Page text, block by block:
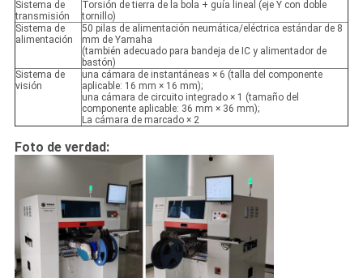
Sistema de
transmisión
Torsión de tierra de la bola + guía lineal (eje Y con doble
tornillo)
Sistema de
alimentación
50 pilas de alimentación neumática/eléctrica estándar de 8
mm de Yamaha
(también adecuado para bandeja de IC y alimentador de
bastón)
Sistema de
visión
una cámara de instantáneas × 6 (talla del componente
aplicable: 16 mm × 16 mm);
una cámara de circuito integrado × 1 (tamaño del
componente aplicable: 36 mm × 36 mm);
La cámara de marcado × 2
Foto de verdad: